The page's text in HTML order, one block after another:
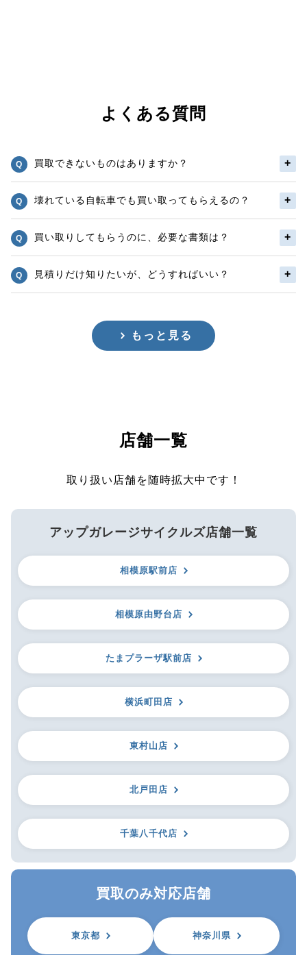
よくある質問
買取できないものはありますか？
壊れている自転車でも買い取ってもらえるの？
買い取りしてもらうのに、必要な書類は？
見積りだけ知りたいが、どうすればいい？
もっと見る
店舗一覧
取り扱い店舗を随時拡大中です！
アップガレージサイクルズ店舗一覧
相模原駅前店
相模原由野台店
たまプラーザ駅前店
横浜町田店
東村山店
北戸田店
千葉八千代店
買取のみ対応店舗
東京都 神奈川県